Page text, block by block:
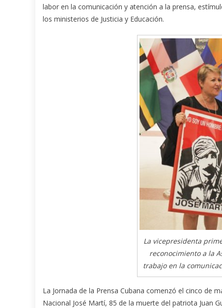
labor en la comunicación y atención a la prensa,
los ministerios de Justicia y Educación.
La vicepresidenta
reconocimiento a la
trabajo en la
La Jornada de la Prensa Cubana comenzó el cinco de
Nacional José Martí, 85 de la muerte del patriota Juan